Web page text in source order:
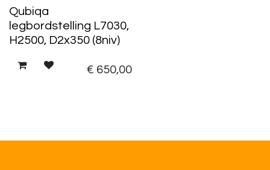
Qubiqa
legbordstelling L7030,
H2500, D2x350 (8niv)
€ 650,00